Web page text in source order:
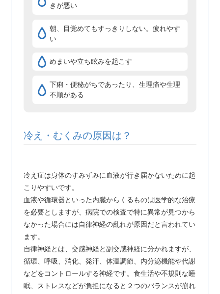
きが悪い
朝、目覚めてもすっきりしない。疲れやす
い
めまいや立ち眩みを起こす
下痢・便秘がちであったり、生理痛や生理
不順がある
冷え・むくみの原因は？
冷え症は身体のすみずみに血液が行き届かないために起
こりやすいです。
血液や循環器といった内臓からくるものは医学的な治療
を必要としますが、病院での検査で特に異常が見つから
なかった場合には自律神経の乱れが原因だと言われてい
ます。
自律神経とは、交感神経と副交感神経に分かれますが、
循環、呼吸、消化、発汗、体温調節、内分泌機能や代謝
などをコントロールする神経です。食生活や不規則な睡
眠、ストレスなどが負担になると２つのバランスが崩れ